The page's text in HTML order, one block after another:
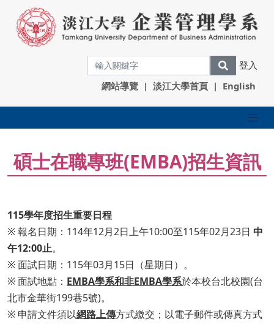
登入
網站導覽 | 淡江大學首頁 | English
碩士在職專班(EMBA)招生資訊
115學年度招生重要日程
※ 報名日期：114年12月2日上午10:00至115年02月23日 中
午12:00止。
※ 面試日期：115年03月15日（星期日）。
※ 面試地點： EMBA學系和非EMBA學系於本校台北校園(台
北市金華街199巷5號)。
※ 申請文件須以網路上傳方式繳交；以電子郵件或傳真方式